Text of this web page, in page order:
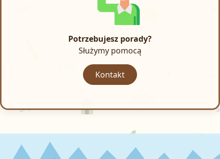
Potrzebujesz porady?
Służymy pomocą
Kontakt